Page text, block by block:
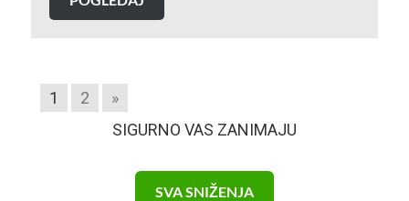
1 2
»
SIGURNO VAS ZANIMAJU
SVA SNIŽENJA